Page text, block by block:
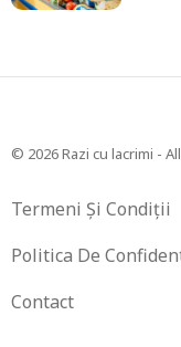
© 2026 Razi cu lacrimi -
Termeni Și Condiții
Politica De
Contact